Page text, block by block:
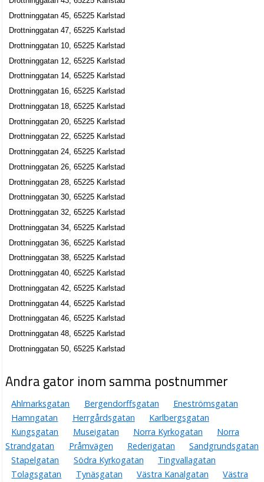
054-212390
Drottninggatan 13 3tr, 65225 Karlstad
Akazia Trend AB
Inger Elisabet Ängeflod
054-150270
Drottninggatan 14, 65225 Karlstad
EmmaWill AB
Ulla Karin Maria Nätterdal
Drottninggatan 15, 65225 Karlstad
Odd Design AB
Karin Ann-Sofie Odd
054-151518
Drottninggatan 15, 65225 Karlstad
Allmat i Karlstad
Drottninggatan 17 3 Tr, 65225 Karlstad
JP Spar & Försäkringsservice AB
Klas Johan Thorén
054-215060
Drottninggatan 18, 65225 Karlstad
Prepart AB
Nils Sture Emanuelsson
Prepart Holding AB
Nils Sture Emanuelsson
Drottninggatan 18, 65225 Karlstad
Vattentorgets Fastighets AB
Nils Sture Emanuelsson
Drottninggatan 18, 65102 Karlstad
Drottninggatan 45, 65225 Karlstad
Drottninggatan 47, 65225 Karlstad
Drottninggatan 10, 65225 Karlstad
Drottninggatan 12, 65225 Karlstad
Drottninggatan 14, 65225 Karlstad
Drottninggatan 16, 65225 Karlstad
Drottninggatan 18, 65225 Karlstad
Drottninggatan 20, 65225 Karlstad
Drottninggatan 22, 65225 Karlstad
Drottninggatan 24, 65225 Karlstad
Drottninggatan 26, 65225 Karlstad
Drottninggatan 28, 65225 Karlstad
Drottninggatan 30, 65225 Karlstad
Drottninggatan 32, 65225 Karlstad
Drottninggatan 34, 65225 Karlstad
Drottninggatan 36, 65225 Karlstad
Drottninggatan 38, 65225 Karlstad
Drottninggatan 40, 65225 Karlstad
Drottninggatan 42, 65225 Karlstad
Drottninggatan 44, 65225 Karlstad
Drottninggatan 46, 65225 Karlstad
Drottninggatan 48, 65225 Karlstad
Drottninggatan 50, 65225 Karlstad
Andra gator inom samma postnummer
Ahlmarksgatan Bergendorffsgatan
Eneströmsgatan
Hamngatan
Herrgårdsgatan
Karlbergsgatan
Kungsgatan
Museigatan Norra Kyrkogatan
Norra
Strandgatan
Pråmvägen Rederigatan
Sandgrundsgatan
Stapelgatan
Södra Kyrkogatan
Tingvallagatan
Tolagsgatan
Tynäsgatan Västra Kanalgatan
Västra